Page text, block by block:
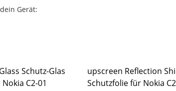
Gerät:
Schutz-Glas
C2-01
upscreen Reflection
Schutzfolie für Nokia